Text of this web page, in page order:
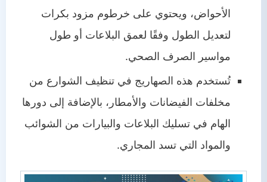
الأحواض، ويحتوي على خرطوم مزود بكرات
لتعديل الطول وفقًا لعمق البلاعات أو طول
مواسير الصرف الصحي.
تُستخدم هذه الصهاريج في تنظيف الشوارع من
مخلفات الفيضانات والأمطار، بالإضافة إلى دورها
الهام في تسليك البلاعات والبيارات من الشوائب
والمواد التي تسد المجاري.